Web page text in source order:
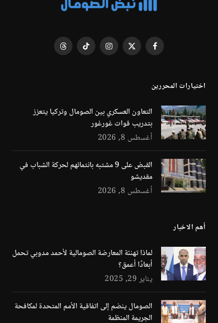
فيسبوك X
الانستغرامتيكتوك Threads
اختيارات المحررين
التعاون العسكري بين الصومال وتركيا يتعزز
بتدريب قوات غورغور
أغسطس 8, 2026
القبض على 9 مشتبه بانتمائهم لحركة الشباب في
مقديشو
أغسطس 8, 2026
أهم الاخبار
لماذا تهنئة المعارضة الصومالية لأحمد مدوبي تحمل
أبعادًا أعمق؟
يناير 29, 2025
الصومال ينضم إلى اتفاقية الأمم المتحدة لمكافحة
الجريمة المنظمة